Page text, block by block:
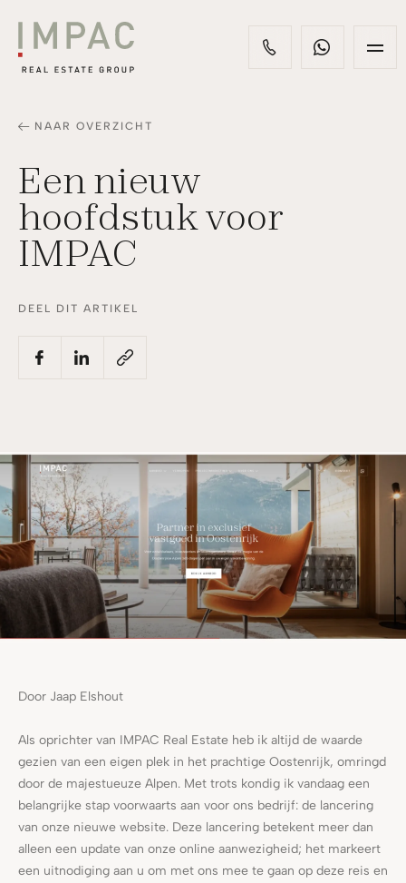
NAAR OVERZICHT
Een nieuw
hoofdstuk voor
IMPAC
DEEL DIT ARTIKEL
Door Jaap Elshout
Als oprichter van IMPAC Real Estate heb ik altijd de waarde
gezien van een eigen plek in het prachtige Oostenrijk, omringd
door de majestueuze Alpen. Met trots kondig ik vandaag een
belangrijke stap voorwaarts aan voor ons bedrijf: de lancering
van onze nieuwe website. Deze lancering betekent meer dan
alleen een update van onze online aanwezigheid; het markeert
een uitnodiging aan u om met ons mee te gaan op deze reis en